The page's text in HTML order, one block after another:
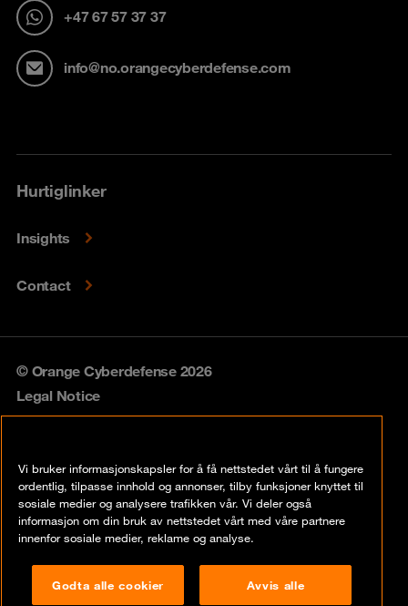
+47 67 57 37 37
info@no.orangecyberdefense.com
Hurtiglinker
Insights
Contact
© Orange Cyberdefense 2026
Legal Notice
Vulnerability policy
Cookie policy
Disclaimer
Vi bruker informasjonskapsler for å få nettstedet vårt til å fungere
ordentlig, tilpasse innhold og annonser, tilby funksjoner knyttet til
sosiale medier og analysere trafikken vår. Vi deler også
informasjon om din bruk av nettstedet vårt med våre partnere
innenfor sosiale medier, reklame og analyse.
Godta alle cookier Avvis alle